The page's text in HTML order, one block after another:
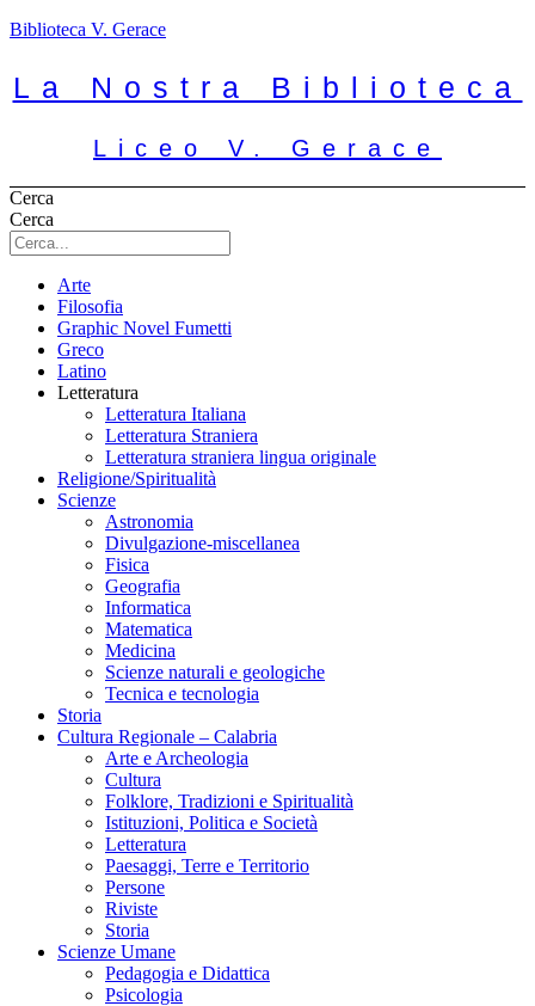
Biblioteca V. Gerace
La Nostra Biblioteca
Liceo V. Gerace
Cerca
Cerca
Arte
Filosofia
Graphic Novel Fumetti
Greco
Latino
Letteratura
Letteratura Italiana
Letteratura Straniera
Letteratura straniera lingua originale
Religione/Spiritualità
Scienze
Astronomia
Divulgazione-miscellanea
Fisica
Geografia
Informatica
Matematica
Medicina
Scienze naturali e geologiche
Tecnica e tecnologia
Storia
Cultura Regionale – Calabria
Arte e Archeologia
Cultura
Folklore, Tradizioni e Spiritualità
Istituzioni, Politica e Società
Letteratura
Paesaggi, Terre e Territorio
Persone
Riviste
Storia
Scienze Umane
Pedagogia e Didattica
Psicologia